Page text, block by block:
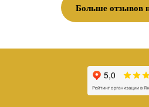
Больше отзывов